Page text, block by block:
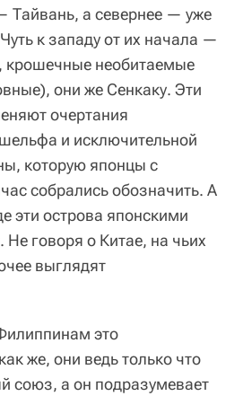
Тайвань, а севернее — уже
к западу от их начала —
крошечные необитаемые
они же Сенкаку. Эти
очертания
и исключительной
которую японцы с
собрались обозначить. А
эти острова японскими
говоря о Китае, на чьих
выглядят
это
же, они ведь только что
союз, а он подразумевает